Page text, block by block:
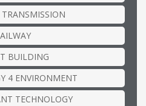
BUILDING
4 ENVIRONMENT
TECHNOLOGY